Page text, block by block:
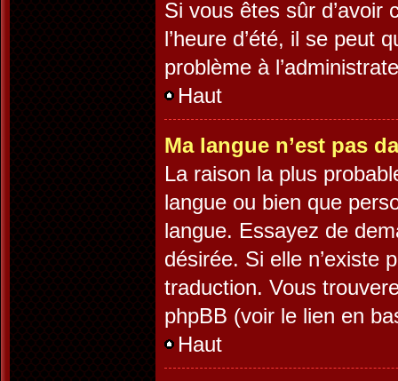
Si vous êtes sûr d’avoir
l’heure d’été, il se peut
problème à
Haut
Ma langue n’est pas
La raison la plus
langue ou bien que
langue. Essayez de
désirée. Si elle n’existe
traduction. Vous
phpBB (voir le lien en
Haut